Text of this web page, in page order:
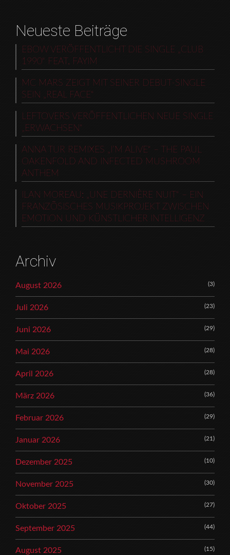
Neueste Beiträge
EBOW VERÖFFENTLICHT DIE SINGLE „CLUB
1990“ FEAT. FAYIM
MC MARS ZEIGT MIT SEINER DEBUT-SINGLE
SEIN „REAL FACE“
LEFTOVERS VERÖFFENTLICHEN NEUE SINGLE
„ERWACHSEN“
ANNA TUR REMIXES „I’M ALIVE“ – THE PAUL
OAKENFOLD AND INFECTED MUSHROOM
ANTHEM
ILAN MOREAU: „UNE DERNIÈRE NUIT“ – EIN
FRANZÖSISCHES MUSIKPROJEKT ZWISCHEN
EMOTION UND KÜNSTLICHER INTELLIGENZ
Archiv
August 2026 (3)
Juli 2026 (23)
Juni 2026 (29)
Mai 2026 (28)
April 2026 (28)
März 2026 (36)
Februar 2026 (29)
Januar 2026 (21)
Dezember 2025 (10)
November 2025 (30)
Oktober 2025 (27)
September 2025 (44)
August 2025 (15)